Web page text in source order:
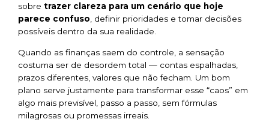
sobre trazer clareza para um cenário que hoje
parece confuso , definir prioridades e tomar decisões
possíveis dentro da sua realidade.
Quando as finanças saem do controle, a sensação
costuma ser de desordem total — contas espalhadas,
prazos diferentes, valores que não fecham. Um bom
plano serve justamente para transformar esse “caos” em
algo mais previsível, passo a passo, sem fórmulas
milagrosas ou promessas irreais.